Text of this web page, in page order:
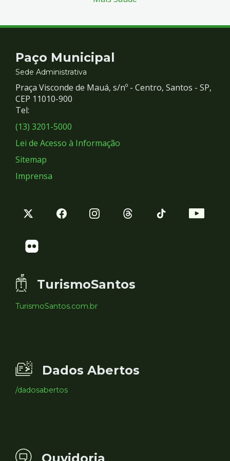
Contato
e
Redes
Sociais
Paço Municipal
Sede Administrativa
Praça Visconde de Mauá, s/nº - Centro, Santos - SP,
CEP 11010-900
Tel:
(13) 3201-5000
Lei de Acesso à Informação
Sitemap
Imprensa
TurismoSantos
TurismoSantos.com.br
Dados Abertos
/dadosabertos